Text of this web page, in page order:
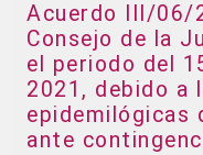
Acuerdo III/06/
Consejo de la
el periodo del
2021, debido a
epidemilógicas
ante